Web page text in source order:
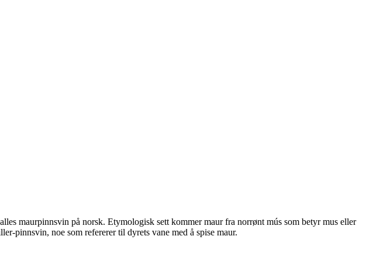
maurpinnsvin på norsk. Etymologisk sett kommer maur fra norrønt mús som betyr mus eller
pinnsvin, noe som refererer til dyrets vane med å spise maur.